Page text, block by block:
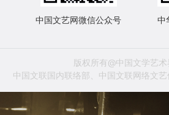
中国文艺网微信公众号 中
版权所有@中国文学艺
中国文联国内联络部、中国文联网络文